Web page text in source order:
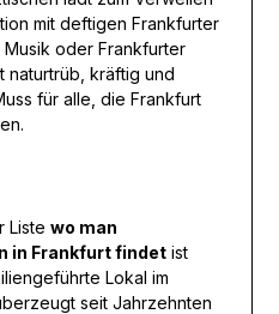
mit deftigen Frankfurter
oder Frankfurter
naturtrüb, kräftig und
für alle, die Frankfurt
Liste wo man
in Frankfurt findetist
Lokal im
seit Jahrzehnten